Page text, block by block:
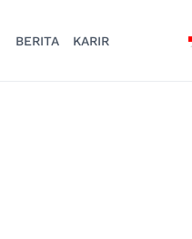
BERITA KARIR